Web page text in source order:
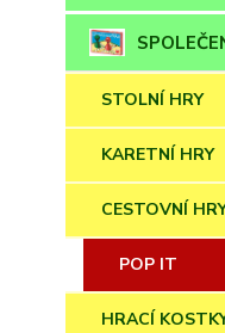
STOLNÍ HRY
KARETNÍ HRY
CESTOVNÍ
POP IT
HRACÍ